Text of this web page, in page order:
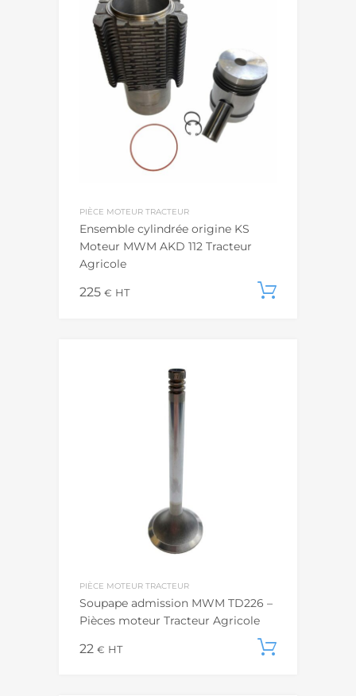
PIÈCE MOTEUR TRACTEUR
Ensemble cylindrée origine KS
Moteur MWM AKD 112 Tracteur
Agricole
225 € HT
PIÈCE MOTEUR TRACTEUR
Soupape admission MWM TD226 –
Pièces moteur Tracteur Agricole
22 € HT